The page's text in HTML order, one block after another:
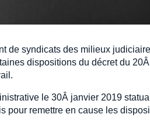
de syndicats des milieux
dispositions du décret du
le 30Â janvier 2019
pour remettre en cause les